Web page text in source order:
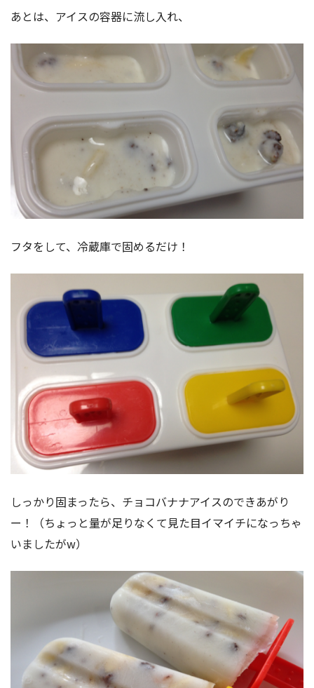
あとは、アイスの容器に流し入れ、
フタをして、冷蔵庫で固めるだけ！
しっかり固まったら、チョコバナナアイスのできあがり
ー！（ちょっと量が足りなくて見た目イマイチになっちゃ
いましたがw）